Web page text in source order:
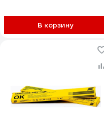
В корзину